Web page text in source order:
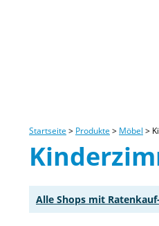
Startseite > Produkte > Möbel >
Alle Shops mit